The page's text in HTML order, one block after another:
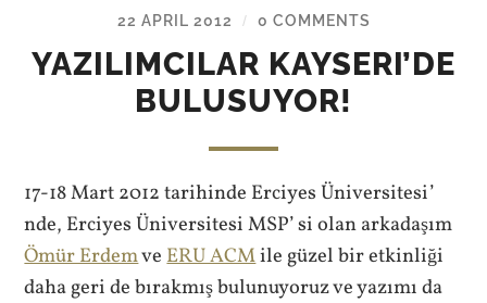
22 APRIL 2012 / 0 COMMENTS
YAZILIMCILAR KAYSERI’DE
BULUSUYOR!
17-18 Mart 2012 tarihinde Erciyes Üniversitesi’
nde, Erciyes Üniversitesi MSP’ si olan arkadaşım
Ömür ErdemveERU ACMile güzel bir etkinliği
daha geri de bırakmış bulunuyoruz ve yazımı da